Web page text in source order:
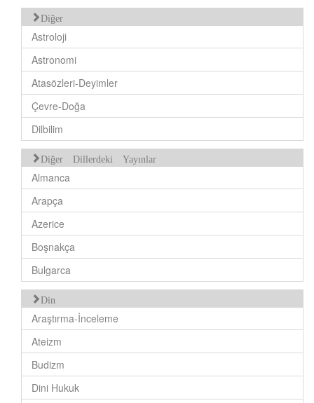
Diğer
Astroloji
Astronomi
Atasözleri-Deyimler
Çevre-Doğa
Dilbilim
Diğer Dillerdeki Yayınlar
Almanca
Arapça
Azerice
Boşnakça
Bulgarca
Din
Araştırma-İnceleme
Ateizm
Budizm
Dini Hukuk